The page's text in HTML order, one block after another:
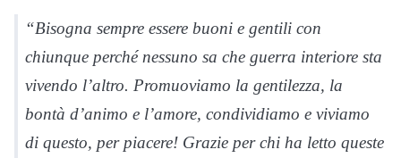
“Bisogna sempre essere buoni e gentili con
chiunque perché nessuno sa che guerra interiore sta
vivendo l’altro. Promuoviamo la gentilezza, la
bontà d’animo e l’amore, condividiamo e viviamo
di questo, per piacere! Grazie per chi ha letto queste